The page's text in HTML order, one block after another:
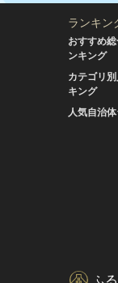
ランキン
おすすめ
ンキング
カテゴリ
キング
人気自治